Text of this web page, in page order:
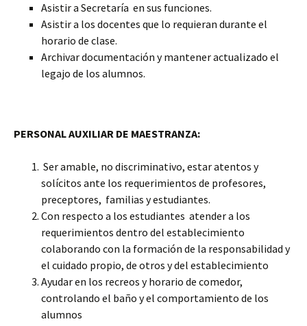
Asistir a Secretaría en sus funciones.
Asistir a los docentes que lo requieran durante el
horario de clase.
Archivar documentación y mantener actualizado el
legajo de los alumnos.
PERSONAL AUXILIAR DE MAESTRANZA:
Ser amable, no discriminativo, estar atentos y
solícitos ante los requerimientos de profesores,
preceptores, familias y estudiantes.
Con respecto a los estudiantes atender a los
requerimientos dentro del establecimiento
colaborando con la formación de la responsabilidad y
el cuidado propio, de otros y del establecimiento
Ayudar en los recreos y horario de comedor,
controlando el baño y el comportamiento de los
alumnos